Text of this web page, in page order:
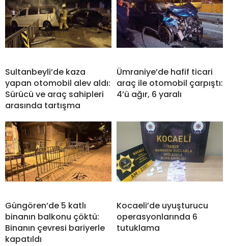
Sultanbeyli’de kaza
yapan otomobil alev aldı:
Sürücü ve araç sahipleri
arasında tartışma
Ümraniye’de hafif ticari
araç ile otomobil çarpıştı:
4’ü ağır, 6 yaralı
Güngören’de 5 katlı
binanın balkonu çöktü:
Binanın çevresi bariyerle
kapatıldı
Kocaeli’de uyuşturucu
operasyonlarında 6
tutuklama